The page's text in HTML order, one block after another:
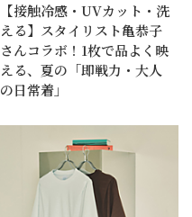
【接触冷感・UVカット・洗
える】スタイリスト亀恭子
さんコラボ！1枚で品よく映
える、夏の「即戦力・大人
の日常着」